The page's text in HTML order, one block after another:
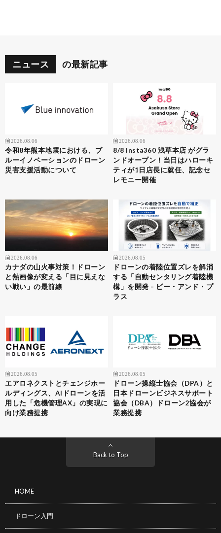
ニュース の最新記事
2026.08.06
令和8年熊本地震における、ブ
ルーイノベーションのドローン
災害支援活動について
2026.08.06
8/8 Insta360 浅草本店 がグラ
ンドオープン！当日はハローキ
ティが1日店長に就任、記念セ
レモニー開催
2026.08.06
カナダの山火事対策！ドローン
と熱画像が変える「目に見えな
い戦い」の最前線
2026.08.05
ドローンの着陸位置ズレを解消
する「自動センタリング着陸機
構」を開発 – ビー・アンド・プ
ラス
2026.08.05
エアロネクストとチェンジホー
ルディングス、AIドローンを活
用した「危機管理AX」の実現に
向け業務提携
2026.08.05
ドローン操縦士協会（DPA）と
日本ドローンビジネスサポート
協会（DBA）ドローン2協会が
業務提携
Back to Top
HOME
ドローン入門